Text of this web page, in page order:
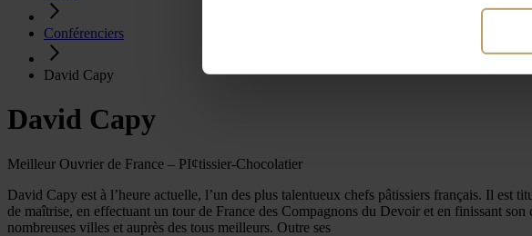
Conférenciers
David Capy
David Capy
Meilleur Ouvrier de France – PI¢tissier-Chocolatier
David Capy est à l’heure actuelle, l’un des plus talentueux chefs pâtissiers français. Il est
de maîtrise, en effectuant un tour de France des Compagnons du Devoir et en finissant
nombreuses villes et auprès des tous meilleurs. Outre ses